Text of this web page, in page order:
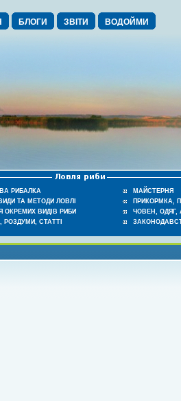
БЛОГИ ЗВІТИ ВОДОЙМИ
РИБАЛКА
ВИДИ ТА МЕТОДИ ЛОВЛІ
ОКРЕМИХ ВИДІВ РИБИ
РОЗДУМИ, СТАТТІ
МАЙСТЕРНЯ
ПРИКОРМКА,
ЧОВЕН, ОДЯГ,